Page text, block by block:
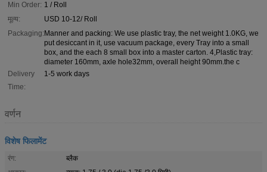
Min Order: 1 / Roll
मूल्य:
USD 10-12/ Roll
Packaging:Manner and packing: We use plastic tray, the net weight 1.0KG, we
put desiccant in it, use vacuum package, every Tray into a small
box, and the each 8 small box into a master carton. 4,Plastic tray:
diameter 160mm, axle hole32mm, overall height 90mm.the c
Delivery
Time:
1-5 work days
वर्णन
विशेष फिलामेंट
रंग:
ब्लैक